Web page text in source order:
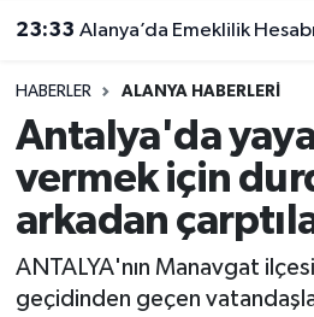
23:33 Alanya’da Emeklilik Hesabı
HABERLER ALANYA HABERLERI
Antalya'da
vermek için
arkadan
ANTALYA'nın Manavgat
geçidinden geçen
Ekonomi
Resmi İlanlar
Alanyaspor
Turizm
Antalya Namaz Vakitleri
Süper Lig Puan Durumu ve
Tüm Manşetler
Son Dakika Haberleri